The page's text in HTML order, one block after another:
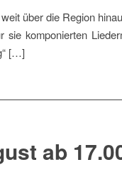
über die Region
komponierten
[…]
ab